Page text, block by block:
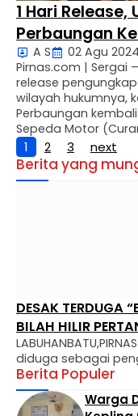
1 Hari Release,
Perbaungan
Pencurian
Penadahnya
A S
02 Agu 2024
Pirnas.com | Sergai
release
wilayah hukumnya,
Perbaungan
Sepeda Motor
potong ayam Pajak
Kecamatan
pada hari Rabu (10/
1 2 3 next
Berita yang
DESAK TERDUGA
BILAH HILIR
NARKOBA
diduga sebagai
Polres
dan desakan dari
Lama kini menuntut
Berita Populer
Warga